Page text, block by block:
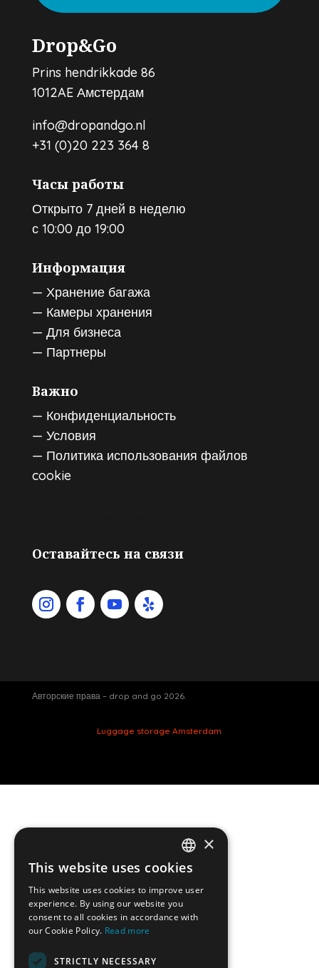
Drop&Go
Prins hendrikkade 86
1012AE Амстердам
info@dropandgo.nl
+31 (0)20 223 364 8
Часы работы
Открыто 7 дней в неделю
с 10:00 до 19:00
Информация
— Хранение багажа
— Камеры хранения
— Для бизнеса
— Партнеры
Важно
— Конфиденциальность
— Условия
— Политика использования файлов
cookie
Оставайтесь на связи
Авторские права – drop and go 2026.
Luggage storage Amsterdam
Навсегда закрыто
Сервис хранения багажа DropandGo закрыт
навсегда. Мы хотим поблагодарить всех наших
клиентов за поддержку на протяжении многих
лет.Если у вас есть вопросы или нужна
ENGLISH
×
This website uses cookies
This website uses cookies to improve user
experience. By using our website you
consent to all cookies in accordance with
our Cookie Policy. Read more
STRICTLY NECESSARY